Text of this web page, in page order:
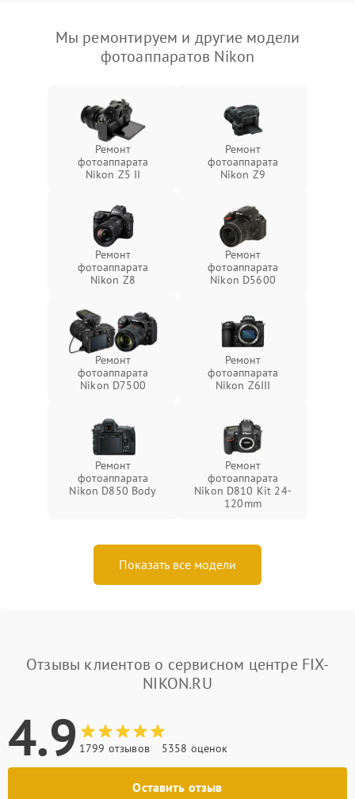
Мы ремонтируем и другие модели
фотоаппаратов Nikon
Ремонт
фотоаппарата
Nikon Z5 II
Ремонт
фотоаппарата
Nikon Z9
Ремонт
фотоаппарата
Nikon Z8
Ремонт
фотоаппарата
Nikon D5600
Ремонт
фотоаппарата
Nikon D7500
Ремонт
фотоаппарата
Nikon Z6III
Ремонт
фотоаппарата
Nikon D850 Body
Ремонт
фотоаппарата
Nikon D810 Kit 24-
120mm
Показать все модели
Отзывы клиентов о сервисном центре FIX-
NIKON.RU
4.9 1799 отзывов 5358 оценок
Оставить отзыв